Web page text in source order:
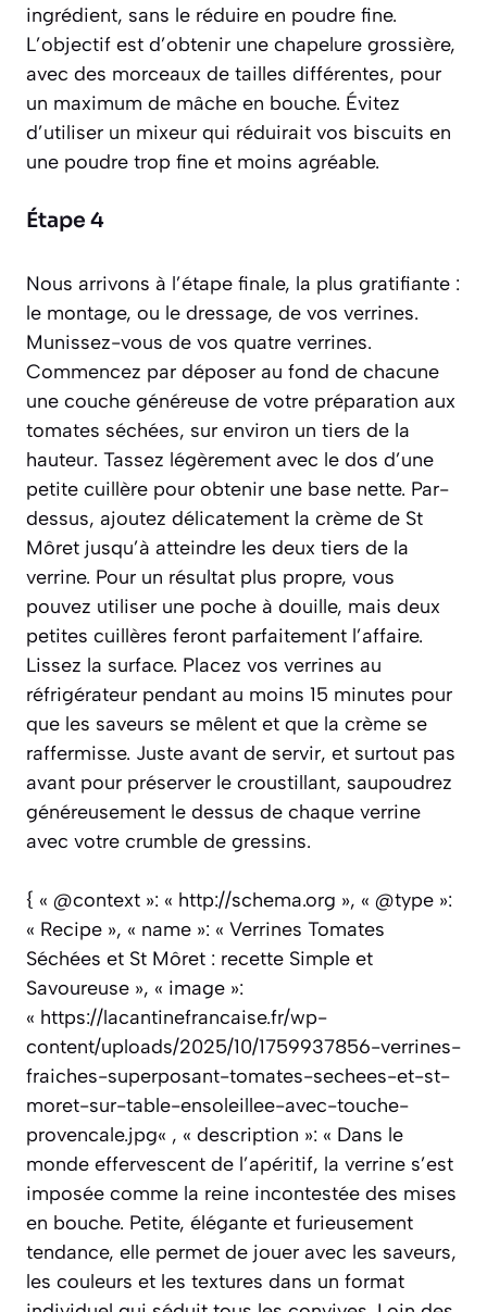
ingrédient, sans le réduire en poudre fine.
L’objectif est d’obtenir une chapelure grossière,
avec des morceaux de tailles différentes, pour
un maximum de mâche en bouche. Évitez
d’utiliser un mixeur qui réduirait vos biscuits en
une poudre trop fine et moins agréable.
Étape 4
Nous arrivons à l’étape finale, la plus gratifiante :
le montage, ou le dressage, de vos verrines.
Munissez-vous de vos quatre verrines.
Commencez par déposer au fond de chacune
une couche généreuse de votre préparation aux
tomates séchées, sur environ un tiers de la
hauteur. Tassez légèrement avec le dos d’une
petite cuillère pour obtenir une base nette. Par-
dessus, ajoutez délicatement la crème de St
Môret jusqu’à atteindre les deux tiers de la
verrine. Pour un résultat plus propre, vous
pouvez utiliser une poche à douille, mais deux
petites cuillères feront parfaitement l’affaire.
Lissez la surface. Placez vos verrines au
réfrigérateur pendant au moins 15 minutes pour
que les saveurs se mêlent et que la crème se
raffermisse. Juste avant de servir, et surtout pas
avant pour préserver le croustillant, saupoudrez
généreusement le dessus de chaque verrine
avec votre crumble de gressins.
{ « @context »: « http://schema.org », « @type »:
« Recipe », « name »: « Verrines Tomates
Séchées et St Môret : recette Simple et
Savoureuse », « image »:
« https://lacantinefrancaise.fr/wp-
content/uploads/2025/10/1759937856-verrines-
fraiches-superposant-tomates-sechees-et-st-
moret-sur-table-ensoleillee-avec-touche-
provencale.jpg« , « description »: « Dans le
monde effervescent de l’apéritif, la verrine s’est
imposée comme la reine incontestée des mises
en bouche. Petite, élégante et furieusement
tendance, elle permet de jouer avec les saveurs,
les couleurs et les textures dans un format